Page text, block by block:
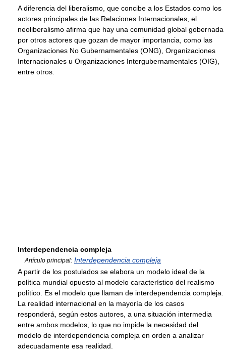
A diferencia del liberalismo, que concibe a los Estados como los
actores principales de las Relaciones Internacionales, el
neoliberalismo afirma que hay una comunidad global gobernada
por otros actores que gozan de mayor importancia, como las
Organizaciones No Gubernamentales (ONG), Organizaciones
Internacionales u Organizaciones Intergubernamentales (OIG),
entre otros.
Interdependencia compleja
Artículo principal: Interdependencia compleja
A partir de los postulados se elabora un modelo ideal de la
política mundial opuesto al modelo característico del realismo
político. Es el modelo que llaman de interdependencia compleja.
La realidad internacional en la mayoría de los casos
responderá, según estos autores, a una situación intermedia
entre ambos modelos, lo que no impide la necesidad del
modelo de interdependencia compleja en orden a analizar
adecuadamente esa realidad.